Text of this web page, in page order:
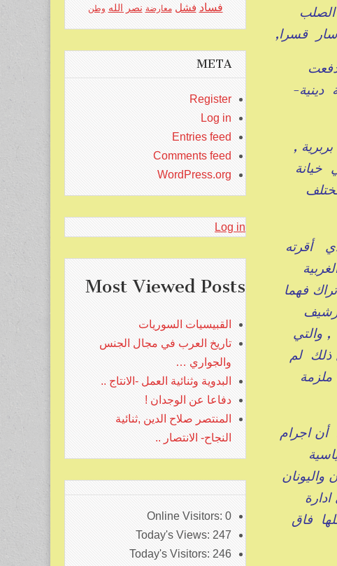
الصلب
قسرا,
,
خيانة
أقرته
فهما
كوتشاريان عام ٢٠٠٥ فتح الأرشيف
العثماني خدمة لمساعي التوصل الى الحقيقة , وهو الذي اسهم بعقد اتفاقية زوريخ عام ٢٠٠٩ , والتي
ذلك لم
أن اجرام
واليونان
فاق
فساد فشل معارضة نصر الله وطن
META
Register
Log in
Entries feed
Comments feed
WordPress.org
Log in
Most Viewed Posts
القبيسيات السوريات
تاريخ العرب في مجال الجنس
والجواري …
البدوية وثنائية العمل -الانتاج ..
دفاعا عن الوجدان !
المنتصر صلاح الدين ,ثنائية
النجاح- الانتصار ..
Online Visitors: 0
Today's Views: 247
Today's Visitors: 246